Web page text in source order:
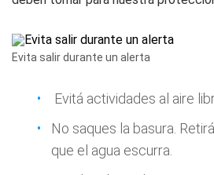
Evita salir durante un alerta
Evitá actividades al aire
No saques la basura.
que el agua escurra.